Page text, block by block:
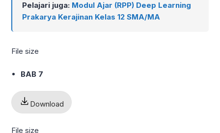
Pelajari juga: Modul Ajar (RPP) Deep Learning
Prakarya Kerajinan Kelas 12 SMA/MA
File size
BAB 7
Download
File size